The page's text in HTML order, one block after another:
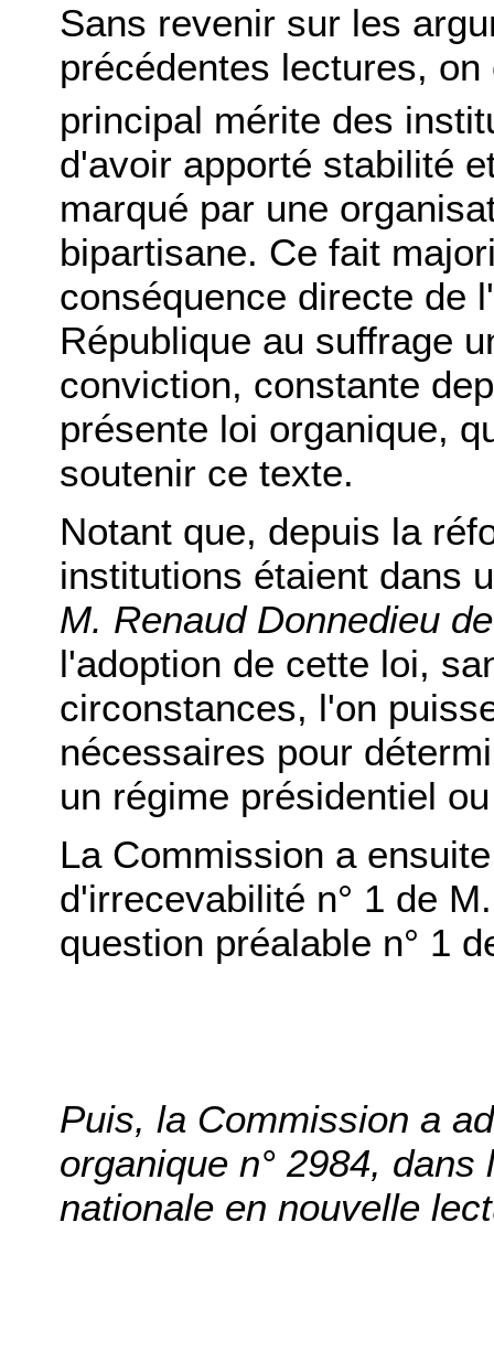
Sans revenir sur les
précédentes lectures,
principal mérite des
d'avoir apporté stabilité
marqué par une
bipartisane. Ce fait
conséquence directe de
République au suffrage
conviction, constante
présente loi organique,
soutenir ce texte.
Notant que, depuis la
institutions étaient dans
M. Renaud Donnedieu
l'adoption de cette loi,
circonstances, l'on
nécessaires pour
un régime présidentiel
La Commission a
d'irrecevabilité n° 1 de
question préalable n° 1
Puis, la Commission a
organique n° 2984,
nationale en nouvelle